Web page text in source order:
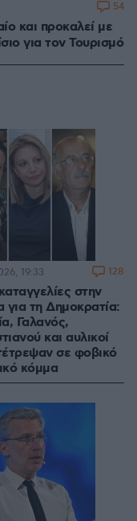
και προκαλεί με
για τον Τουρισμό
54
στην
για τη Δημοκρατία:
Γαλανός,
και αυλικοί
σε φοβικό
κόμμα
19:33 128